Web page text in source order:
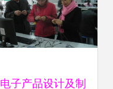
电子产品设计及制